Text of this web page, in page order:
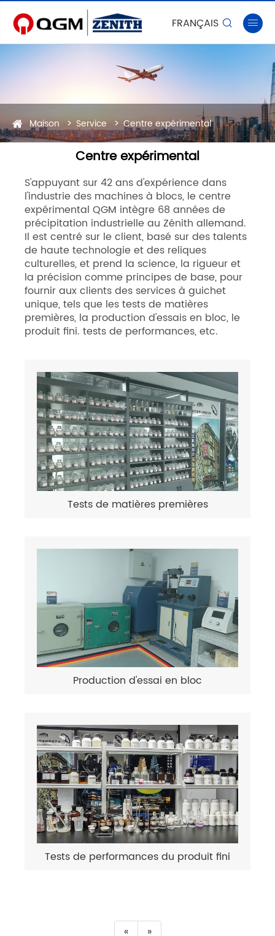
FRANÇAIS  
Maison Service Centre expérimental
Centre expérimental
S'appuyant sur 42 ans d'expérience dans
l'industrie des machines à blocs, le centre
expérimental QGM intègre 68 années de
précipitation industrielle au Zénith allemand.
Il est centré sur le client, basé sur des talents
de haute technologie et des reliques
culturelles, et prend la science, la rigueur et
la précision comme principes de base, pour
fournir aux clients des services à guichet
unique, tels que les tests de matières
premières, la production d'essais en bloc, le
produit fini. tests de performances, etc.
Tests de matières premières
Production d'essai en bloc
Tests de performances du produit fini
« »